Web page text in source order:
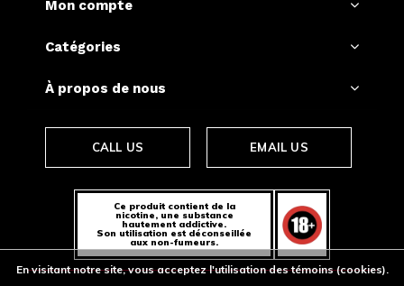
Mon compte
Catégories
À propos de nous
CALL US EMAIL US
Ce produit contient de la
nicotine, une substance
hautement addictive.
Son utilisation est déconseillée
aux non-fumeurs.
En visitant notre site, vous acceptez l'utilisation des témoins (cookies).